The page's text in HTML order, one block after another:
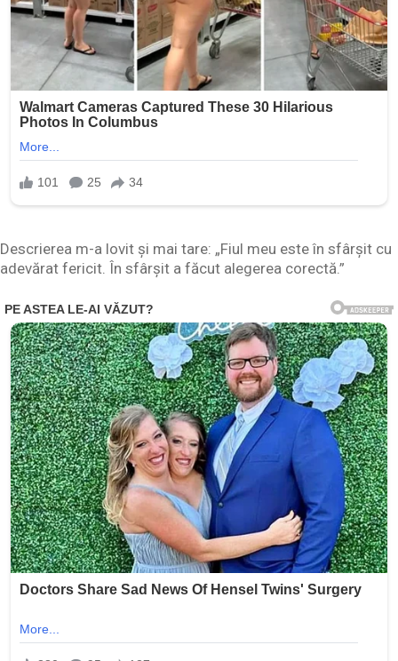
Descrierea m-a lovit și mai tare: „Fiul meu este în sfârșit cu
adevărat fericit. În sfârșit a făcut alegerea corectă.”